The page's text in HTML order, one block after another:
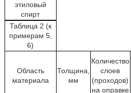
этиловый
спирт
Таблица 2 (к
примерам 5,
6)
Область
материала
Толщина,
мм
Количество
слоев
(проходов)
на оправке